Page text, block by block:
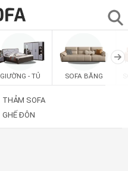
GIƯỜNG - TỦ SOFA BĂNG
THẢM SOFA
GHẾ ĐÔN